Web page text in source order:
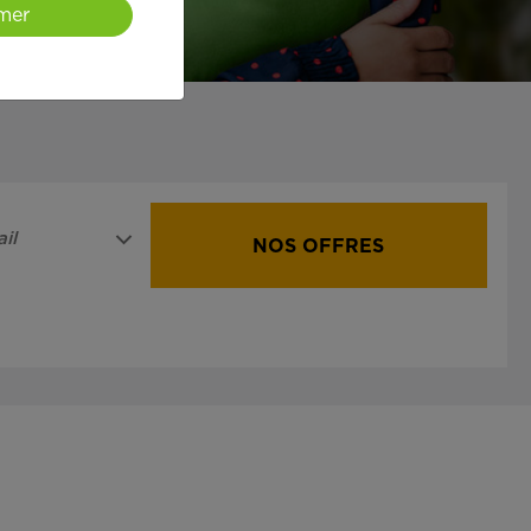
NOS OFFRES